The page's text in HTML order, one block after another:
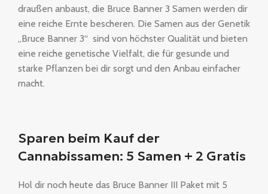
draußen anbaust, die Bruce Banner 3 Samen werden dir
eine reiche Ernte bescheren. Die Samen aus der Genetik
„Bruce Banner 3“ sind von höchster Qualität und bieten
eine reiche genetische Vielfalt, die für gesunde und
starke Pflanzen bei dir sorgt und den Anbau einfacher
macht.
Sparen beim Kauf der
Cannabissamen: 5 Samen + 2 Gratis
Hol dir noch heute das Bruce Banner III Paket mit 5